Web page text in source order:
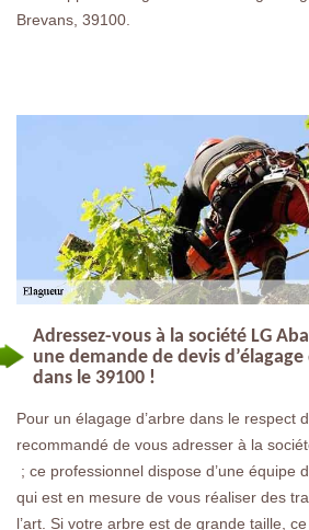
Brevans, 39100.
Adressez-vous à la société LG
une demande de devis d’élagage
dans le 39100 !
Pour un élagage d’arbre dans le respect
recommandé de vous adresser à la
; ce professionnel dispose d’une équipe
qui est en mesure de vous réaliser des
l’art. Si votre arbre est de grande taille,